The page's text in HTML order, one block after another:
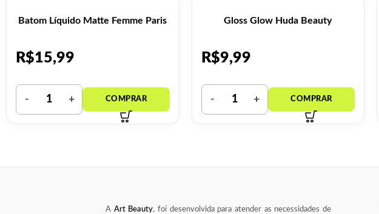
Batom Líquido Matte Femme Paris
R$15,99
Gloss Glow Huda Beauty
R$9,99
A Art Beauty, foi desenvolvida para atender as necessidades de